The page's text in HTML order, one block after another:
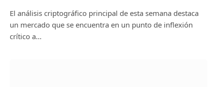
El análisis criptográfico principal de esta semana destaca
un mercado que se encuentra en un punto de inflexión
crítico a…